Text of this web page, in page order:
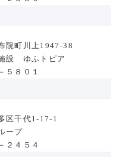
院町川上1947-38
設 ゆふトピア
５８０１
区千代1-17-1
ープ
２４５４